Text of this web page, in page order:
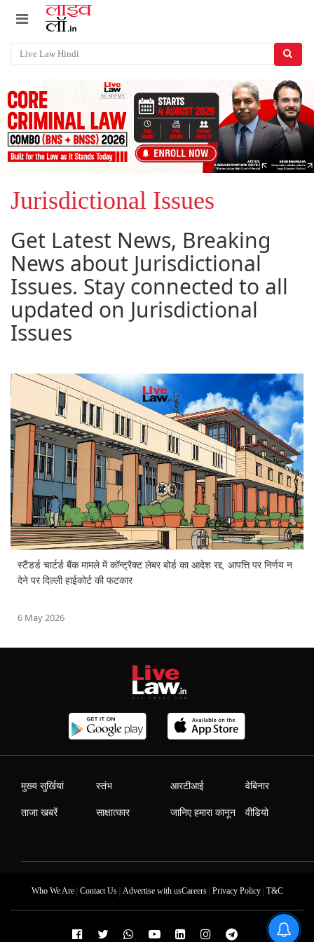
Jurisdictional Issues
Get Latest News, Breaking
News about Jurisdictional
Issues. Stay connected to all
updated on Jurisdictional
Issues
स्टैंडर्ड चार्टर्ड बैंक मामले में कॉन्ट्रैक्ट लेबर बोर्ड का आदेश रद्द, आपत्ति पर निर्णय न
देने पर दिल्ली हाईकोर्ट की फटकार
6 May 2026
मुख्य सुर्खियां
ताजा खबरें
स्तंभ
साक्षात्कार
आरटीआई
जानिए हमारा कानून
वेबिनार
वीडियो
Who We Are| Contact Us| Advertise with usCareers| Privacy Policy| T&C